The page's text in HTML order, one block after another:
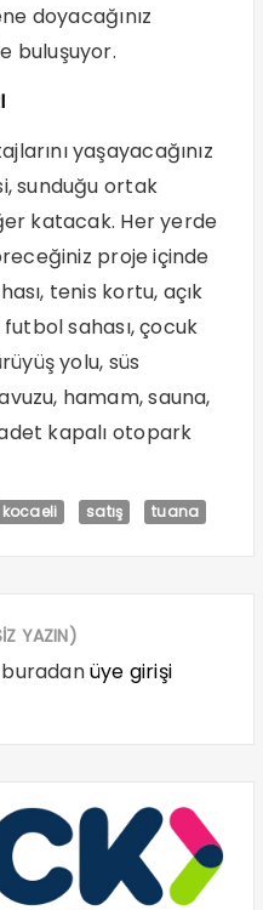
doyacağınız
buluşuyor.
yaşayacağınız
sunduğu ortak
katacak. Her yerde
proje içinde
tenis kortu, açık
sahası, çocuk
yolu, süs
hamam, sauna,
kapalı otopark
kocaeli satış tuana
YAZIN)
buradanüye girişi